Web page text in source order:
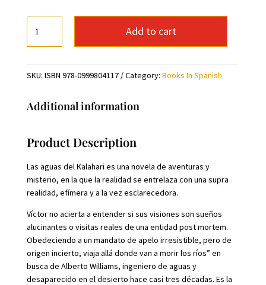
aguas
del
Kalahari
-
quantity
Add to cart
SKU: ISBN 978-0999804117 Category: Books In Spanish
Additional information
Product Description
Las aguas del Kalahari es una novela de aventuras y
misterio, en la que la realidad se entrelaza con una supra
realidad, efímera y a la vez esclarecedora.
Víctor no acierta a entender si sus visiones son sueños
alucinantes o visitas reales de una entidad post mortem.
Obedeciendo a un mandato de apelo irresistible, pero de
origen incierto, viaja allá donde van a morir los ríos” en
busca de Alberto Williams, ingeniero de aguas y
desaparecido en el desierto hace casi tres décadas. Es la